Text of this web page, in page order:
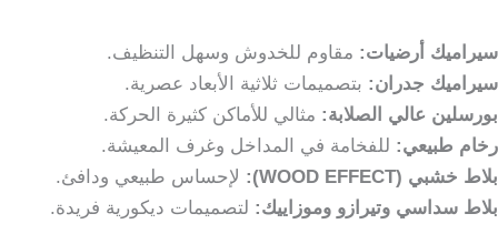
سيراميك أرضيات: مقاوم للخدوش وسهل التنظيف.
سيراميك جدران: بتصميمات ثلاثية الأبعاد عصرية.
بورسلين عالي الصلابة: مثالي للأماكن كثيرة الحركة.
رخام طبيعي: للفخامة في المداخل وغرف المعيشة.
بلاط خشبي (WOOD EFFECT):
لإحساس طبيعي ودافئ.
بلاط سداسي وتيرازو وموزاييك: لتصميمات ديكورية فريدة.